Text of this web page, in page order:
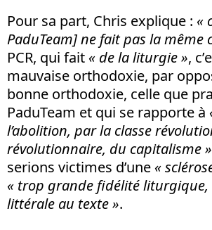
Pour sa part, Chris explique : «
PaduTeam] ne fait pas la même
PCR, qui fait « de la liturgie »,
mauvaise orthodoxie, par
bonne orthodoxie, celle que
PaduTeam et qui se rapporte à
l’abolition, par la classe
révolutionnaire, du capitalisme »
serions victimes d’une «
« trop grande fidélité
littérale au texte ».